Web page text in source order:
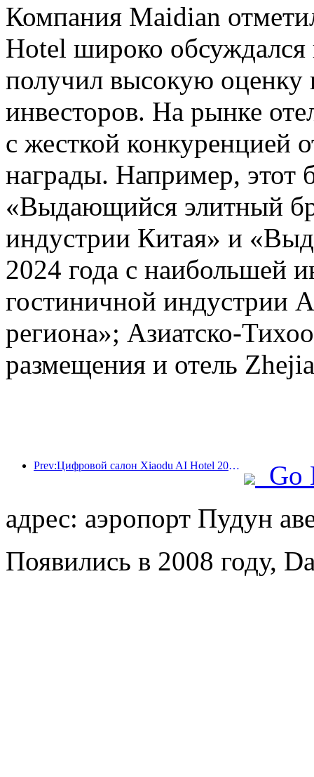
Компания Maidian
Hotel широко
получил высокую оценку
инвесторов. На рынке
с жесткой конкуренцией
награды. Например, этот
«Выдающийся элитный
индустрии Китая» и
2024 года с наибольшей
гостиничной индустрии
региона»; Азиатско-
размещения и отель
Prev:Цифровой салон Xiaodu AI Hotel 2024 успешно завершился! Ускорить реконструкцию будущего отеля
Go
адрес: аэропорт Пудун
Появились в 2008 году,